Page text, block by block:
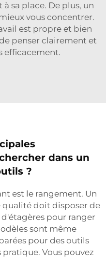
sa place. De plus, un
vous concentrer.
est propre et bien
penser clairement et
efficacement.
dans un
?
est le rangement. Un
doit disposer de
pour ranger
sont même
pour des outils
Vous pouvez